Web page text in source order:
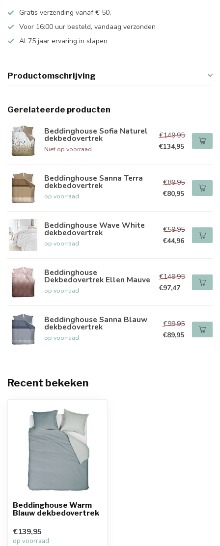
Gratis verzending vanaf € 50,-
Voor 16:00 uur besteld, vandaag verzonden
Al 75 jaar ervaring in slapen
Productomschrijving
Gerelateerde producten
Beddinghouse Sofia Naturel
dekbedovertrek
Niet op voorraad
€149,95
€134,95
Beddinghouse Sanna Terra
dekbedovertrek
op voorraad
€89,95
€80,95
Beddinghouse Wave White
dekbedovertrek
op voorraad
€59,95
€44,96
Beddinghouse
Dekbedovertrek Ellen Mauve
op voorraad
€149,95
€97,47
Beddinghouse Sanna Blauw
dekbedovertrek
op voorraad
€99,95
€89,95
Recent bekeken
Beddinghouse Warm
Blauw dekbedovertrek
€139,95
op voorraad